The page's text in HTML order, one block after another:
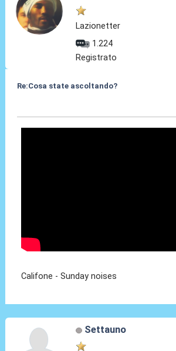
Lazionetter
1.224
Registrato
Re:Cosa state ascoltando?
Califone - Sunday noises
Settauno